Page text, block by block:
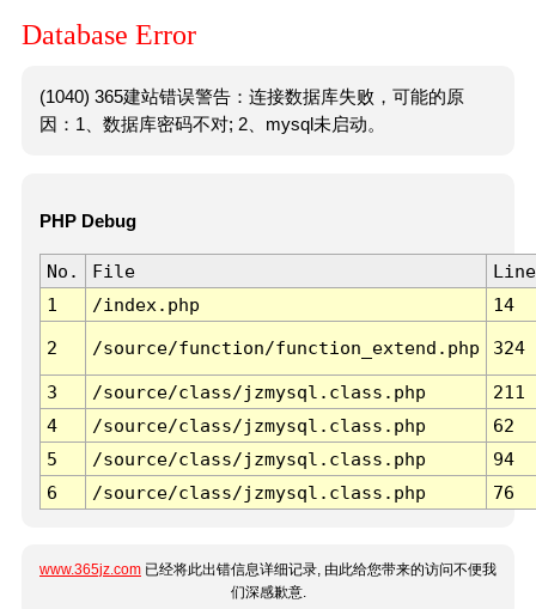
Database Error
(1040) 365建站错误警告：连接数据库失败，可能的原
因：1、数据库密码不对; 2、mysql未启动。
PHP Debug
No. File
Line
1
/index.php 14
2 /source/function/function_extend.php 324
3 /source/class/jzmysql.class.php
211
4
/source/class/jzmysql.class.php
62
5
/source/class/jzmysql.class.php
94
6
/source/class/jzmysql.class.php 76
www.365jz.com 已经将此出错信息详细记录, 由此给您带来的访问不便我
们深感歉意.